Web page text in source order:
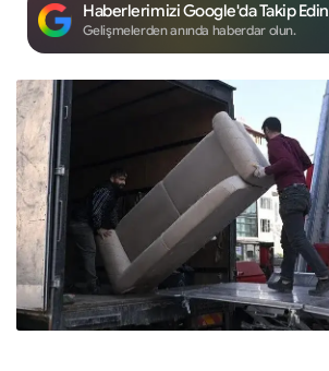
Haberlerimizi Google'da Takip Edin
Gelişmelerden anında haberdar olun.